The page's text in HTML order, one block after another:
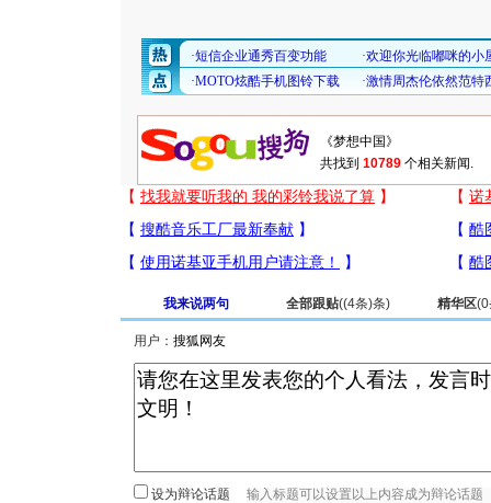
共找到 10789 个相关新闻.
我来说两句 全部跟贴((4条)条) 精华区(0
用户：
设为辩论话题